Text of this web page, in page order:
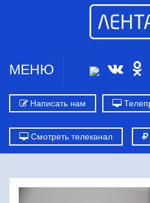
МЕНЮ
Написать нам
Смотреть телеканал